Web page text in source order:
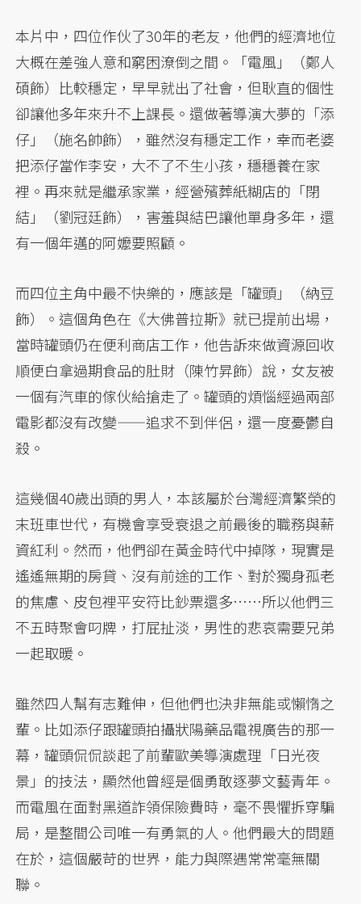
本片中，四位作伙了30年的老友，他們的經濟地位
大概在差強人意和窮困潦倒之間。「電風」（鄭人
碩飾）比較穩定，早早就出了社會，但耿直的個性
卻讓他多年來升不上課長。還做著導演大夢的「添
仔」（施名帥飾），雖然沒有穩定工作，幸而老婆
把添仔當作李安，大不了不生小孩，穩穩養在家
裡。再來就是繼承家業，經營殯葬紙糊店的「閉
結」（劉冠廷飾），害羞與結巴讓他單身多年，還
有一個年邁的阿嬤要照顧。
而四位主角中最不快樂的，應該是「罐頭」（納豆
飾）。這個角色在《大佛普拉斯》就已提前出場，
當時罐頭仍在便利商店工作，他告訴來做資源回收
順便白拿過期食品的肚財（陳竹昇飾）說，女友被
一個有汽車的傢伙給搶走了。罐頭的煩惱經過兩部
電影都沒有改變——追求不到伴侶，還一度憂鬱自
殺。
這幾個40歲出頭的男人，本該屬於台灣經濟繁榮的
末班車世代，有機會享受衰退之前最後的職務與薪
資紅利。然而，他們卻在黃金時代中掉隊，現實是
遙遙無期的房貸、沒有前途的工作、對於獨身孤老
的焦慮、皮包裡平安符比鈔票還多……所以他們三
不五時聚會叼牌，打屁扯淡，男性的悲哀需要兄弟
一起取暖。
雖然四人幫有志難伸，但他們也決非無能或懶惰之
輩。比如添仔跟罐頭拍攝狀陽藥品電視廣告的那一
幕，罐頭侃侃談起了前輩歐美導演處理「日光夜
景」的技法，顯然他曾經是個勇敢逐夢文藝青年。
而電風在面對黑道詐領保險費時，毫不畏懼拆穿騙
局，是整間公司唯一有勇氣的人。他們最大的問題
在於，這個嚴苛的世界，能力與際遇常常毫無關
聯。